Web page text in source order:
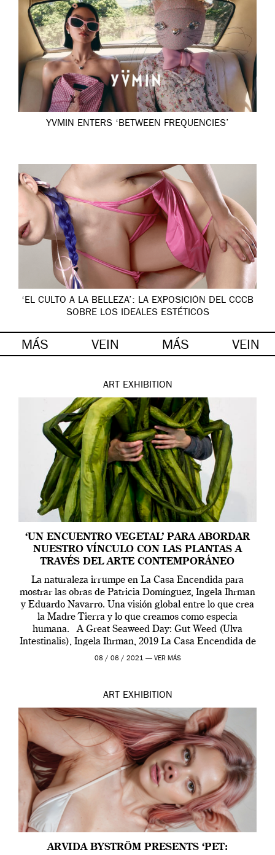
YVMIN ENTERS ‘BETWEEN FREQUENCIES’
‘EL CULTO A LA BELLEZA’: LA EXPOSICIÓN DEL CCCB
SOBRE LOS IDEALES ESTÉTICOS
MÁS VEIN MÁS VEIN
ART EXHIBITION
‘UN ENCUENTRO VEGETAL’ PARA ABORDAR
NUESTRO VÍNCULO CON LAS PLANTAS A
TRAVÉS DEL ARTE CONTEMPORÁNEO
La naturaleza irrumpe en La Casa Encendida para
mostrar las obras de Patricia Domínguez, Ingela Ihrman
y Eduardo Navarro. Una visión global entre lo que crea
la Madre Tierra y lo que creamos como especia
humana. A Great Seaweed Day: Gut Weed (Ulva
Intestinalis), Ingela Ihrman, 2019 La Casa Encendida de
Madrid y la Wellcome […]
08 / 06 / 2021 — VER MÁS
ART EXHIBITION
ARVIDA BYSTRÖM PRESENTS ‘PET: